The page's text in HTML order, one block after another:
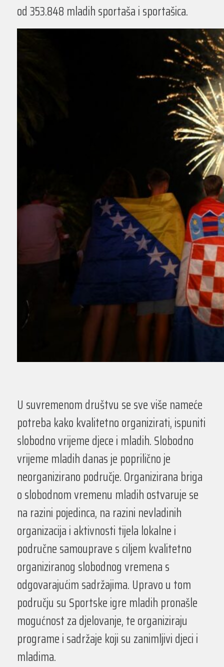
od 353.848 mladih sportaša i sportašica.
U suvremenom društvu se sve više nameće
potreba kako kvalitetno organizirati, ispuniti
slobodno vrijeme djece i mladih. Slobodno
vrijeme mladih danas je poprilično je
neorganizirano područje. Organizirana briga
o slobodnom vremenu mladih ostvaruje se
na razini pojedinca, na razini nevladinih
organizacija i aktivnosti tijela lokalne i
područne samouprave s ciljem kvalitetno
organiziranog slobodnog vremena s
odgovarajućim sadržajima. Upravo u tom
području su Sportske igre mladih pronašle
mogućnost za djelovanje, te organiziraju
programe i sadržaje koji su zanimljivi djeci i
mladima.